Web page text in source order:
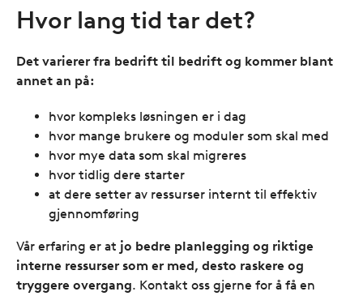
Hvor lang tid tar det?
Det varierer fra bedrift til bedrift og kommer blant
annet an på:
hvor kompleks løsningen er i dag
hvor mange brukere og moduler som skal med
hvor mye data som skal migreres
hvor tidlig dere starter
at dere setter av ressurser internt til effektiv
gjennomføring
Vår erfaring er at jo bedre planlegging og riktige
interne ressurser som er med, desto raskere og
tryggere overgang. Kontakt oss gjerne for å få en